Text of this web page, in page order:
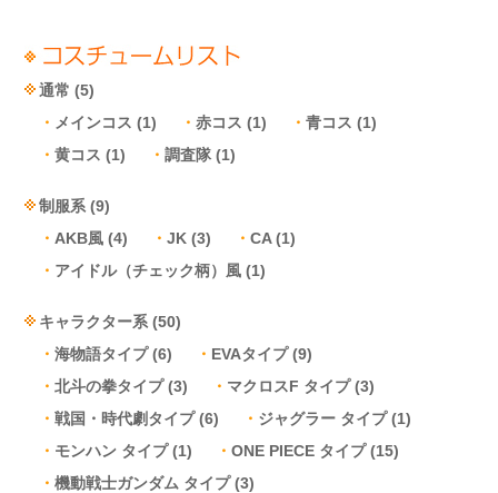
通常 (5)
メインコス (1) 赤コス (1) 青コス (1)
黄コス (1) 調査隊 (1)
制服系 (9)
AKB風 (4) JK (3) CA(1)
アイドル（チェック柄）風 (1)
キャラクター系 (50)
海物語タイプ(6) EVAタイプ(9)
北斗の拳タイプ(3) マクロスF タイプ(3)
戦国・時代劇タイプ(6) ジャグラー タイプ(1)
モンハン タイプ(1) ONE PIECE タイプ(15)
機動戦士ガンダム タイプ(3)